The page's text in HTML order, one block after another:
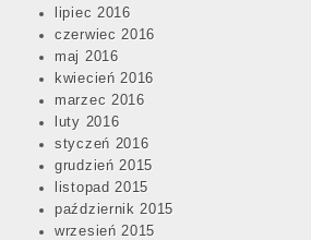
lipiec 2016
czerwiec 2016
maj 2016
kwiecień 2016
marzec 2016
luty 2016
styczeń 2016
grudzień 2015
listopad 2015
październik 2015
wrzesień 2015